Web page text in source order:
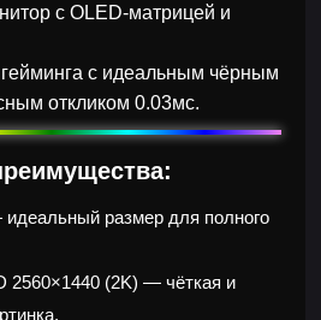
с OLED-матрицей и
с идеальным чёрным
откликом 0.03мс.
идеальный размер для полного
2560×1440 (2K) — чёткая и